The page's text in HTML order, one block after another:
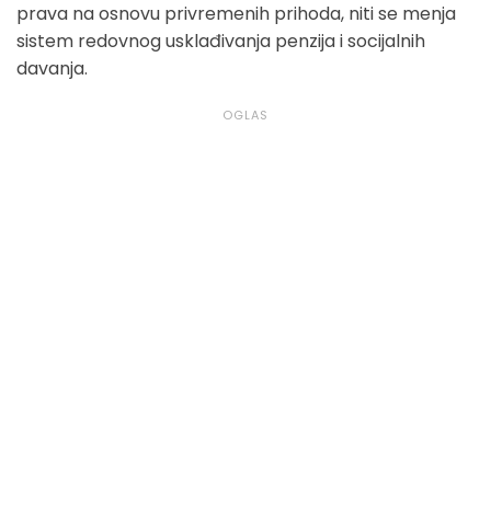
prava na osnovu privremenih prihoda, niti se menja
sistem redovnog usklađivanja penzija i socijalnih
davanja.